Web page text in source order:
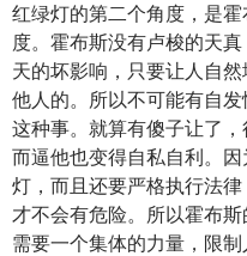
红绿灯的第二个角度，是
度。霍布斯没有卢梭的天
天的坏影响，只要让人自
他人的。所以不可能有自
这种事。就算有傻子让了
而逼他也变得自私自利。
灯，而且还要严格执行法
才不会有危险。所以霍布
需要一个集体的力量，限